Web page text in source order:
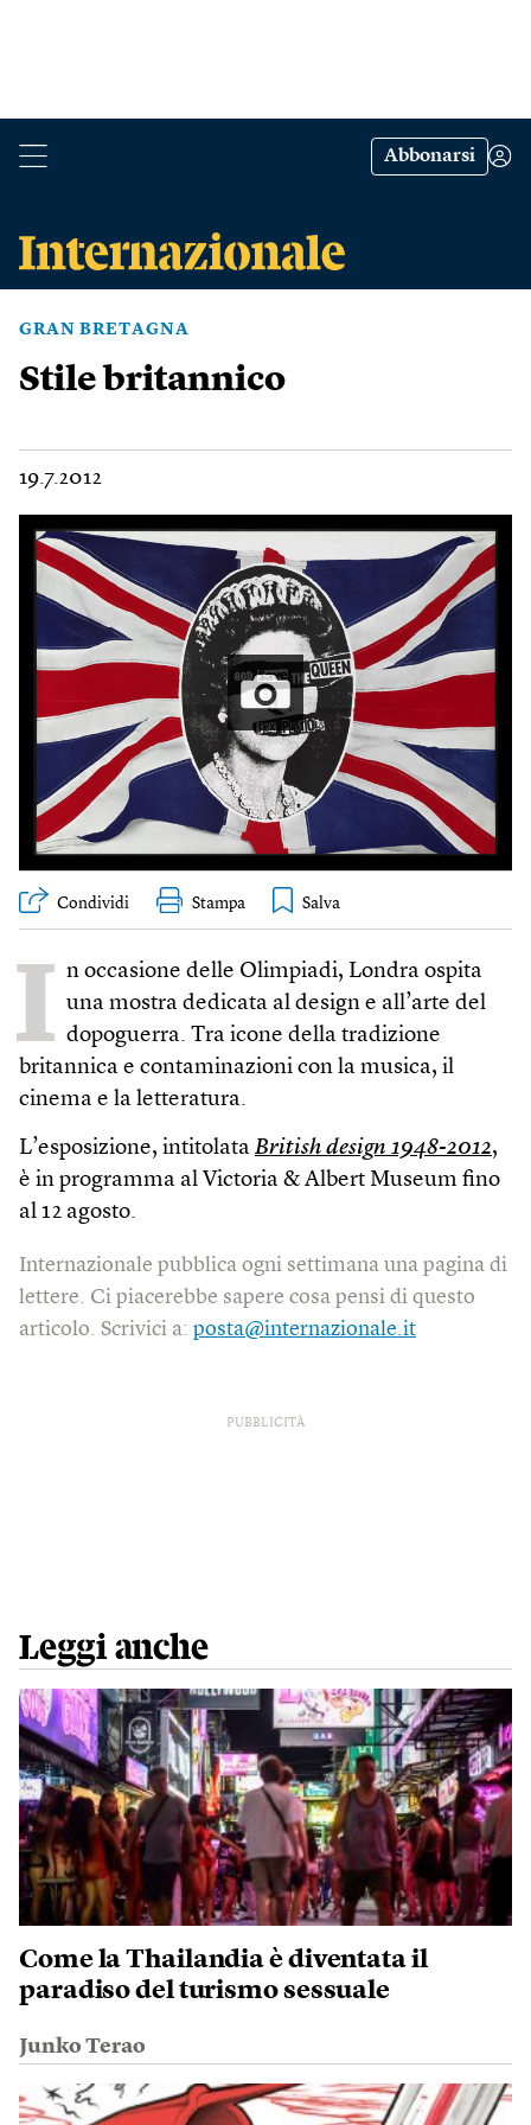
Abbonarsi
GRAN BRETAGNA
Stile britannico
19.7.2012
Condividi Stampa
I n occasione delle Olimpiadi, Londra ospita
una mostra dedicata al design e all’arte del
dopoguerra. Tra icone della tradizione
britannica e contaminazioni con la musica, il
cinema e la letteratura.
L’esposizione, intitolata British design 1948-2012,
è in programma al Victoria & Albert Museum fino
al 12 agosto.
Internazionale pubblica ogni settimana una pagina di
lettere. Ci piacerebbe sapere cosa pensi di questo
articolo. Scrivici a: posta@internazionale.it
PUBBLICITÀ
Leggi anche
Come la Thailandia è diventata il
paradiso del turismo sessuale
Junko Terao